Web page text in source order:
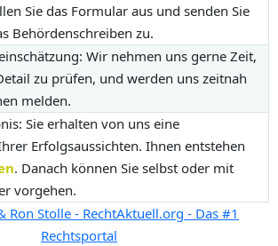
Sie das Formular aus und senden Sie
Behördenschreiben zu.
Wir nehmen uns gerne Zeit,
zu prüfen, und werden uns zeitnah
melden.
Sie erhalten von uns eine
Erfolgsaussichten. Ihnen entstehen
. Danach können Sie selbst oder mit
vorgehen.